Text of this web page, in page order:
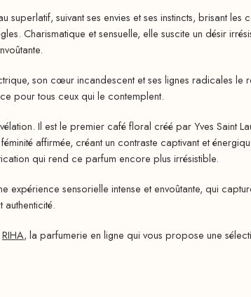
superlatif, suivant ses envies et ses instincts, brisant
Charismatique et sensuelle, elle suscite un désir
son cœur incandescent et ses lignes radicales
pour tous ceux qui le contemplent.
Il est le premier café floral créé par Yves Saint
affirmée, créant un contraste captivant et
qui rend ce parfum encore plus irrésistible.
expérience sensorielle intense et envoûtante, qui
RIHA, la parfumerie en ligne qui vous propose une